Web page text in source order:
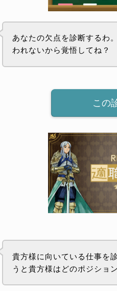
あなたの欠点を診断するわ
われないから覚悟してね？
この
貴方様に向いている仕事を
うと貴方様はどのポジショ